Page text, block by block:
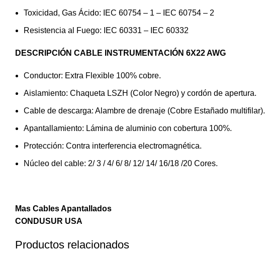
Toxicidad, Gas Ácido: IEC 60754 – 1 – IEC 60754 – 2
Resistencia al Fuego: IEC 60331 – IEC 60332
DESCRIPCIÓN CABLE INSTRUMENTACIÓN 6X22 AWG
Conductor: Extra Flexible 100% cobre.
Aislamiento: Chaqueta LSZH (Color Negro) y cordón de apertura.
Cable de descarga: Alambre de drenaje (Cobre Estañado multifilar).
Apantallamiento: Lámina de aluminio con cobertura 100%.
Protección: Contra interferencia electromagnética.
Núcleo del cable: 2/ 3 / 4/ 6/ 8/ 12/ 14/ 16/18 /20 Cores.
Mas Cables Apantallados
CONDUSUR USA
Productos relacionados